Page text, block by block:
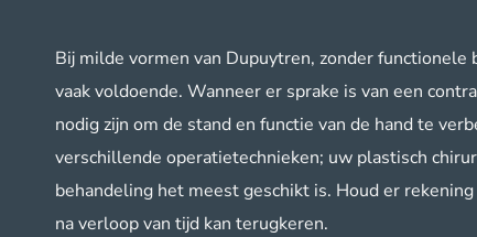
Bij milde vormen van Dupuytren, zonder functionele
vaak voldoende. Wanneer er sprake is van een
nodig zijn om de stand en functie van de hand te
verschillende operatietechnieken; uw plastisch
behandeling het meest geschikt is. Houd er
na verloop van tijd kan terugkeren.